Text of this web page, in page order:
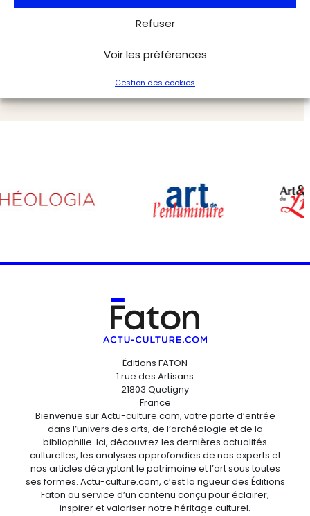
Refuser
Voir les préférences
Gestion des cookies
(4/6). Naviguer sur les rivières
Éditions FATON
1 rue des Artisans
21803 Quetigny
France
Bienvenue sur Actu-culture.com, votre porte d’entrée
dans l’univers des arts, de l’archéologie et de la
bibliophilie. Ici, découvrez les dernières actualités
culturelles, les analyses approfondies de nos experts et
nos articles décryptant le patrimoine et l’art sous toutes
ses formes. Actu-culture.com, c’est la rigueur des Éditions
Faton au service d’un contenu conçu pour éclairer,
inspirer et valoriser notre héritage culturel.